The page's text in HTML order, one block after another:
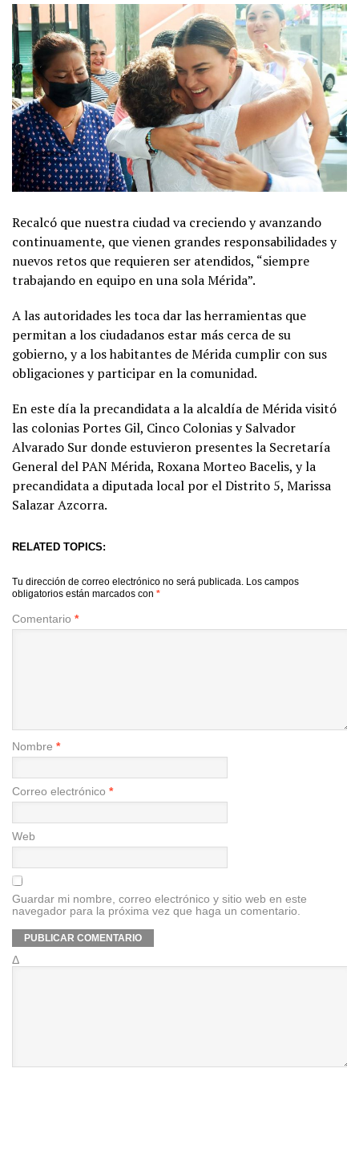
Recalcó que nuestra ciudad va creciendo y avanzando
continuamente, que vienen grandes responsabilidades y
nuevos retos que requieren ser atendidos, “siempre
trabajando en equipo en una sola Mérida”.
A las autoridades les toca dar las herramientas que
permitan a los ciudadanos estar más cerca de su
gobierno, y a los habitantes de Mérida cumplir con sus
obligaciones y participar en la comunidad.
En este día la precandidata a la alcaldía de Mérida visitó
las colonias Portes Gil, Cinco Colonias y Salvador
Alvarado Sur donde estuvieron presentes la Secretaría
General del PAN Mérida, Roxana Morteo Bacelis, y la
precandidata a diputada local por el Distrito 5, Marissa
Salazar Azcorra.
RELATED TOPICS:
Tu dirección de correo electrónico no será publicada. Los campos
obligatorios están marcados con *
Comentario *
Nombre *
Correo electrónico *
Web
Guardar mi nombre, correo electrónico y sitio web en este
navegador para la próxima vez que haga un comentario.
Δ